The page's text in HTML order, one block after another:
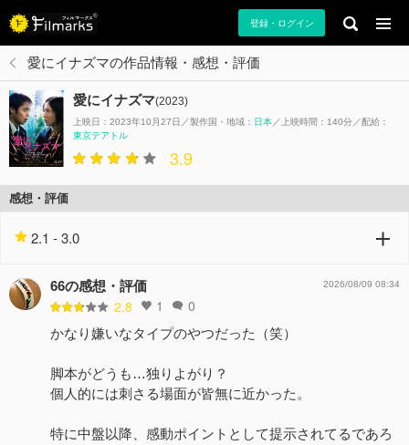
登録・ログイン
愛にイナズマの作品情報・感想・評価
愛にイナズマ(2023)
上映日：2023年10月27日 製作国・地域： 日本 上映時間：140分
配給：
東京テアトル
3.9
感想・評価
2.1 - 3.0
66の感想・評価
2.8 1 0
2026/08/09 08:34
かなり嫌いなタイプのやつだった（笑）
脚本がどうも…独りよがり？
個人的には刺さる場面が皆無に近かった。
特に中盤以降、感動ポイントとして提示されてるであろ